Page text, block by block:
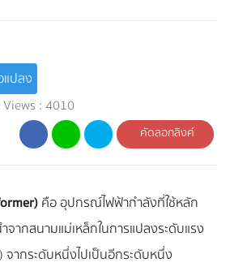
ปลง
Views : 4010
คัดลอกลิงค์
คือ อุปกรณ์ไฟฟ้ากำลังที่ใช้หลัก
จากสนามแม่เหล็กในการแปลงระดับแรง
จากระดับหนึ่งไปเป็นอีกระดับหนึ่ง